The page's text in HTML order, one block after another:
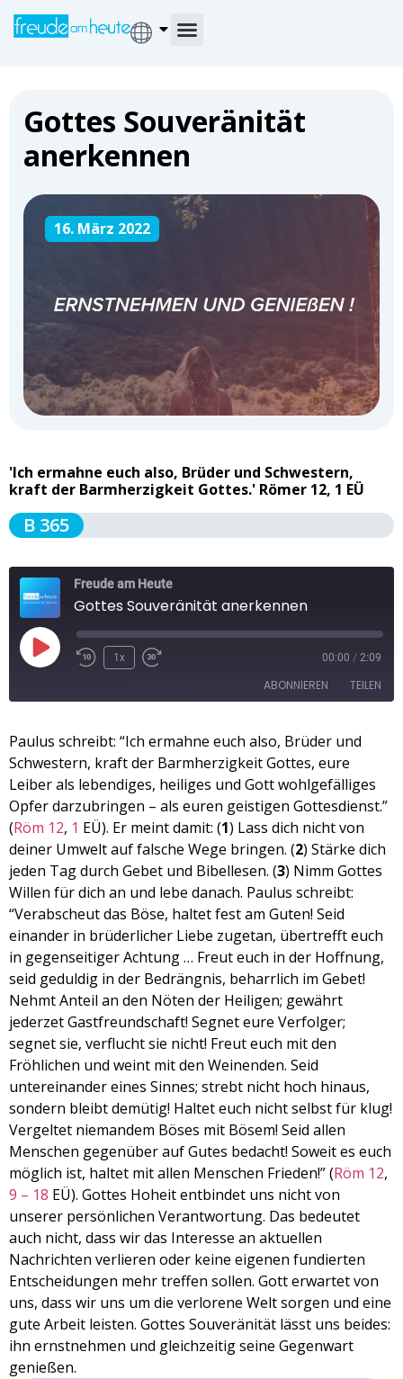
Gottes Souveränität
anerkennen
16. März 2022
'Ich ermahne euch also, Brüder und Schwestern,
kraft der Barmherzigkeit Gottes.' Römer 12, 1 EÜ
B 365
Freude am Heute
Gottes Souveränität anerkennen
1x 00:00 / 2:09
ABONNIEREN TEILEN
Apple Podcasts Spotify
RSS FEED
TEILEN
LINK
EMBED
Paulus schreibt: “Ich ermahne euch also, Brüder und
Schwestern, kraft der Barmherzigkeit Gottes, eure
Leiber als lebendiges, heiliges und Gott wohlgefälliges
Opfer darzubringen – als euren geistigen Gottesdienst.”
(Röm 12, 1 EÜ). Er meint damit: (1) Lass dich nicht von
deiner Umwelt auf falsche Wege bringen. (2) Stärke dich
jeden Tag durch Gebet und Bibellesen. (3) Nimm Gottes
Willen für dich an und lebe danach. Paulus schreibt:
“Verabscheut das Böse, haltet fest am Guten! Seid
einander in brüderlicher Liebe zugetan, übertrefft euch
in gegenseitiger Achtung … Freut euch in der Hoffnung,
seid geduldig in der Bedrängnis, beharrlich im Gebet!
Nehmt Anteil an den Nöten der Heiligen; gewährt
jederzet Gastfreundschaft! Segnet eure Verfolger;
segnet sie, verflucht sie nicht! Freut euch mit den
Fröhlichen und weint mit den Weinenden. Seid
untereinander eines Sinnes; strebt nicht hoch hinaus,
sondern bleibt demütig! Haltet euch nicht selbst für klug!
Vergeltet niemandem Böses mit Bösem! Seid allen
Menschen gegenüber auf Gutes bedacht! Soweit es euch
möglich ist, haltet mit allen Menschen Frieden!” (Röm 12,
9 – 18 EÜ). Gottes Hoheit entbindet uns nicht von
unserer persönlichen Verantwortung. Das bedeutet
auch nicht, dass wir das Interesse an aktuellen
Nachrichten verlieren oder keine eigenen fundierten
Entscheidungen mehr treffen sollen. Gott erwartet von
uns, dass wir uns um die verlorene Welt sorgen und eine
gute Arbeit leisten. Gottes Souveränität lässt uns beides:
ihn ernstnehmen und gleichzeitig seine Gegenwart
genießen.